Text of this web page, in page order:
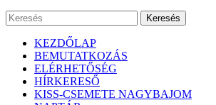
Keresés
KEZDŐLAP
BEMUTATKOZÁS
ELÉRHETŐSÉG
HÍRKERESŐ
KISS-CSEMETE NAGYBAJOM